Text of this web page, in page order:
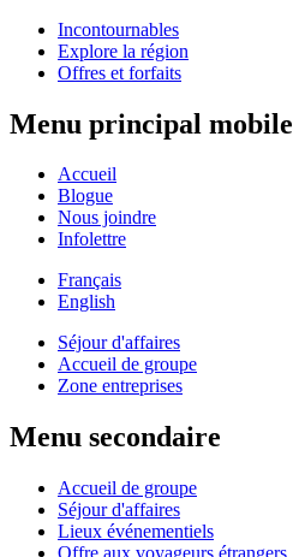
Incontournables
Explore la région
Offres et forfaits
Menu principal mobile
Accueil
Blogue
Nous joindre
Infolettre
Français
English
Séjour d'affaires
Accueil de groupe
Zone entreprises
Menu secondaire
Accueil de groupe
Séjour d'affaires
Lieux événementiels